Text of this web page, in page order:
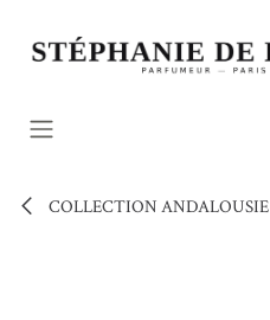
COLLECTION ANDALOUSIE